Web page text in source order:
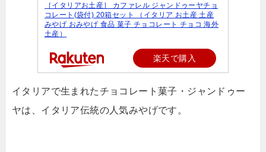
［イタリアお土産］ カファレル ジャンドゥーヤチョ
コレート(袋付) 20箱セット （イタリア お土産 土産
みやげ おみやげ 食品 菓子 チョコレート チョコ 海外
土産）
楽天で購入
イタリアで生まれたチョコレート菓子・ジャンドゥー
ヤは、イタリア伝統の人気みやげです。